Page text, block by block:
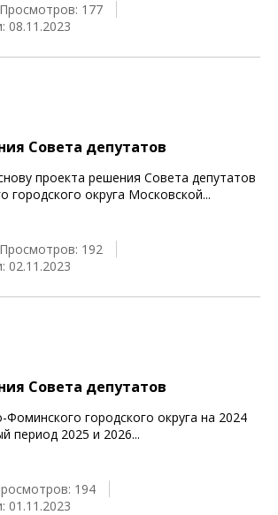
Просмотров: 177
08.11.2023
Совета депутатов
проекта решения Совета депутатов
городского округа Московской...
Просмотров: 192
02.11.2023
Совета депутатов
городского округа на 2024
период 2025 и 2026...
194
01.11.2023